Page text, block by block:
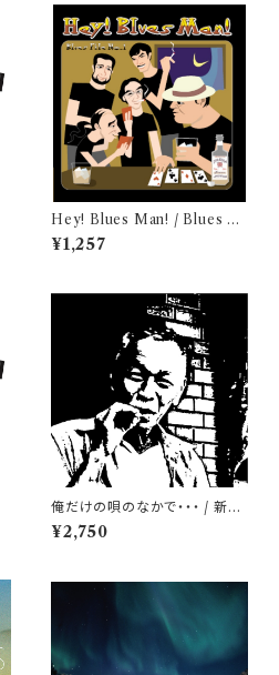
Hey! Blues Man! / Blues Fil
e No.1
¥1,257
俺だけの唄のなかで・・・ / 新井
武士
¥2,750